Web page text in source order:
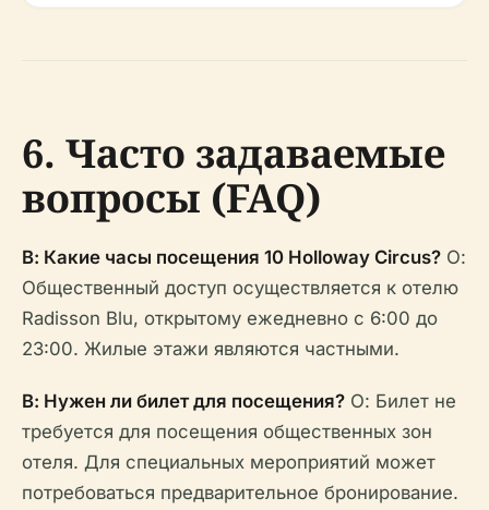
6. Часто задаваемые
вопросы (FAQ)
В: Какие часы посещения 10 Holloway Circus? О:
Общественный доступ осуществляется к отелю
Radisson Blu, открытому ежедневно с 6:00 до
23:00. Жилые этажи являются частными.
В: Нужен ли билет для посещения? О: Билет не
требуется для посещения общественных зон
отеля. Для специальных мероприятий может
потребоваться предварительное бронирование.